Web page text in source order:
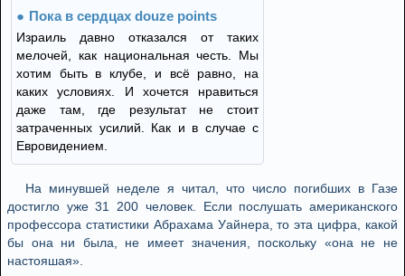
Пока в сердцах douze points
Израиль давно отказался от таких
мелочей, как национальная честь. Мы
хотим быть в клубе, и всё равно, на
каких условиях. И хочется нравиться
даже там, где результат не стоит
затраченных усилий. Как и в случае с
Евровидением.
На минувшей неделе я читал, что число погибших в Газе
достигло уже 31 200 человек. Если послушать американского
профессора статистики Абрахама Уайнера, то эта цифра, какой
бы она ни была, не имеет значения, поскольку «она не не
настояшая».